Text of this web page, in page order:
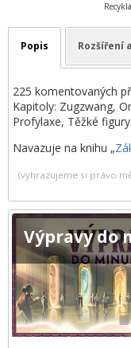
Popis Rozšíření
225 komentovaných
Kapitoly: Zugzwang,
Profylaxe, Těžké figury.
Navazuje na knihu „
(vyhrazujeme si právo
Výpravy do